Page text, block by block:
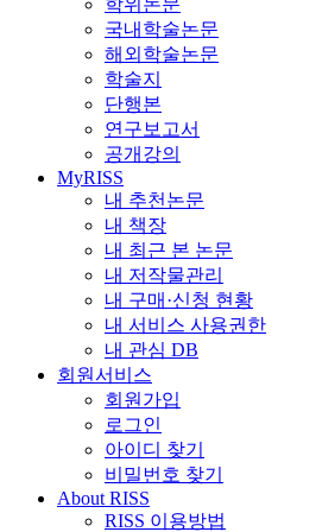
학위논문
국내학술논문
해외학술논문
학술지
단행본
연구보고서
공개강의
MyRISS
내 추천논문
내 책장
내 최근 본 논문
내 저작물관리
내 구매·신청 현황
내 서비스 사용권한
내 관심 DB
회원서비스
회원가입
로그인
아이디 찾기
비밀번호 찾기
About RISS
RISS 이용방법